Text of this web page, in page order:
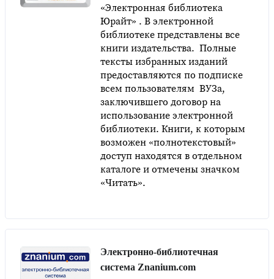
«Электронная библиотека
Юрайт» . В электронной
библиотеке представлены все
книги издательства. Полные
тексты избранных изданий
предоставляются по подписке
всем пользователям ВУЗа,
заключившего договор на
использование электронной
библиотеки. Книги, к которым
возможен «полнотекстовый»
доступ находятся в отдельном
каталоге и отмечены значком
«Читать».
Электронно-библиотечная
система Znanium.com